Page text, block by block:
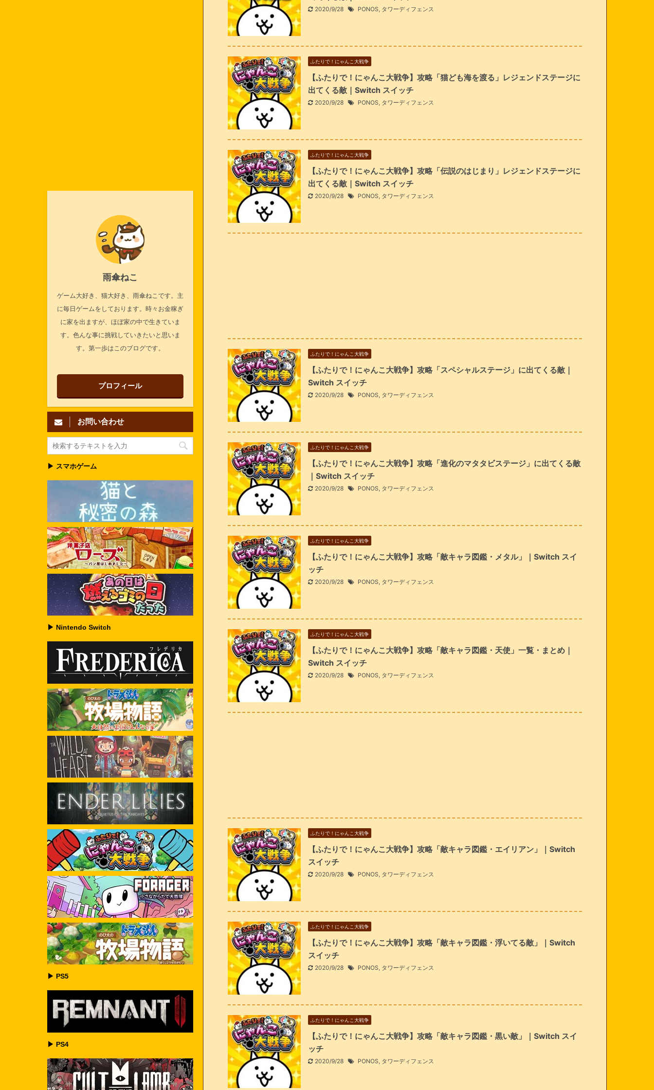
2020/9/28 PONOS, タワーディフェンス
ふたりで！にゃんこ大戦争
【ふたりで！にゃんこ大戦争】攻略「猫ども海を渡る」レジェンドステージに
出てくる敵｜Switch スイッチ
2020/9/28 PONOS, タワーディフェンス
ふたりで！にゃんこ大戦争
【ふたりで！にゃんこ大戦争】攻略「伝説のはじまり」レジェンドステージに
出てくる敵｜Switch スイッチ
2020/9/28 PONOS, タワーディフェンス
ふたりで！にゃんこ大戦争
【ふたりで！にゃんこ大戦争】攻略「スペシャルステージ」に出てくる敵｜
Switch スイッチ
2020/9/28 PONOS, タワーディフェンス
ふたりで！にゃんこ大戦争
【ふたりで！にゃんこ大戦争】攻略「進化のマタタビステージ」に出てくる敵
｜Switch スイッチ
2020/9/28 PONOS, タワーディフェンス
ふたりで！にゃんこ大戦争
【ふたりで！にゃんこ大戦争】攻略「敵キャラ図鑑・メタル」｜Switch スイ
ッチ
2020/9/28 PONOS, タワーディフェンス
ふたりで！にゃんこ大戦争
【ふたりで！にゃんこ大戦争】攻略「敵キャラ図鑑・天使」一覧・まとめ｜
Switch スイッチ
2020/9/28 PONOS, タワーディフェンス
ふたりで！にゃんこ大戦争
【ふたりで！にゃんこ大戦争】攻略「敵キャラ図鑑・エイリアン」｜Switch
スイッチ
2020/9/28 PONOS, タワーディフェンス
ふたりで！にゃんこ大戦争
【ふたりで！にゃんこ大戦争】攻略「敵キャラ図鑑・浮いてる敵」｜Switch
スイッチ
2020/9/28 PONOS, タワーディフェンス
ふたりで！にゃんこ大戦争
【ふたりで！にゃんこ大戦争】攻略「敵キャラ図鑑・黒い敵」｜Switch スイ
ッチ
2020/9/28 PONOS, タワーディフェンス
雨傘ねこ
ゲーム大好き、猫大好き、雨傘ねこです。主
に毎日ゲームをしております。時々お金稼ぎ
に家を出ますが、ほぼ家の中で生きていま
す。色んな事に挑戦していきたいと思いま
す。第一歩はこのブログです。
プロフィール
お問い合わせ
▶ スマホゲーム
▶ Nintendo Switch
▶ PS5
▶ PS4